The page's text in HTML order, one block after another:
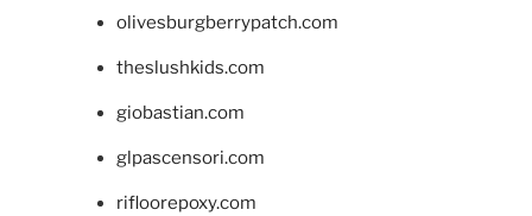
olivesburgberrypatch.com
theslushkids.com
giobastian.com
glpascensori.com
rifloorepoxy.com